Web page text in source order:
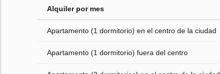
Alquiler por mes
Apartamento (1 dormitorio) en el centro de la ciudad
Apartamento (1 dormitorio) fuera del centro